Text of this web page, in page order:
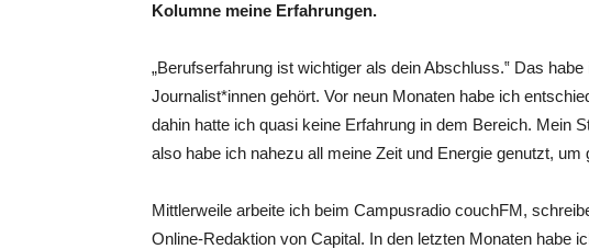
Kolumne meine Erfahrungen.
„Berufserfahrung ist wichtiger als dein Abschluss.‟ Das
Journalist*innen gehört. Vor neun Monaten habe ich
dahin hatte ich quasi keine Erfahrung in dem Bereich. Mein
also habe ich nahezu all meine Zeit und Energie genutzt, um
Mittlerweile arbeite ich beim Campusradio couchFM,
Online-Redaktion von Capital. In den letzten Monaten habe